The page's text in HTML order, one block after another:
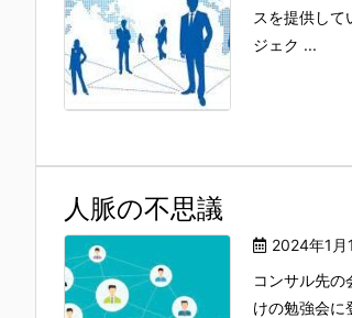
スを提供して
ジェク ...
人脈の不思議
2024年1月
コンサル先の
けの勉強会に